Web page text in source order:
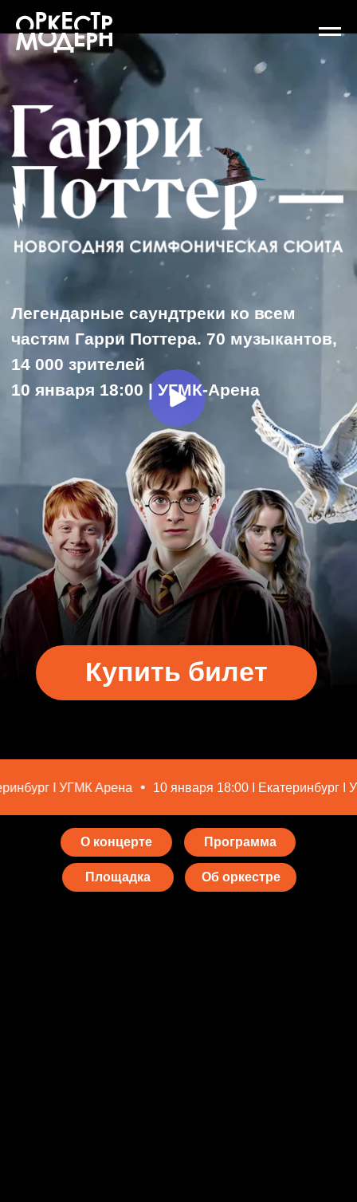
Купить билет
Легендарные саундтреки ко всем
частям Гарри Поттера. 70 музыкантов,
10 января 18:00 | УГМК-Арена
I УГМК Арена 10 января 18:00 I Екатеринбург I УГМК
О концерте Программа
Площадка Об оркестре